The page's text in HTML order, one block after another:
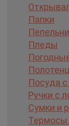
Папки
Пледы
Посуда
Ручки с
Сумки и
Термосы